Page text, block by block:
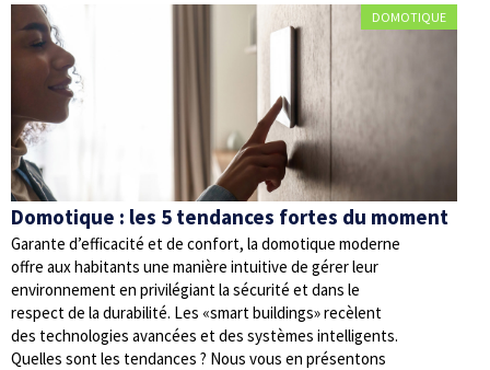
DOMOTIQUE
Domotique : les 5 tendances fortes du moment
Garante d’efficacité et de confort, la domotique moderne
offre aux habitants une manière intuitive de gérer leur
environnement en privilégiant la sécurité et dans le
respect de la durabilité. Les «smart buildings» recèlent
des technologies avancées et des systèmes intelligents.
Quelles sont les tendances ? Nous vous en présentons